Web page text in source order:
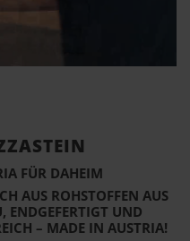
DAHEIM
AUS ROHSTOFFEN AUS Ö
UND K
– MADE IN AUSTRIA!